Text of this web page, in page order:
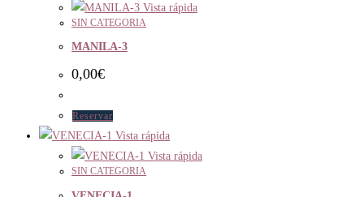
Vista rápida
SIN CATEGORIA
MANILA-3
0,00€
Reservar
Vista rápida
Vista rápida
SIN CATEGORIA